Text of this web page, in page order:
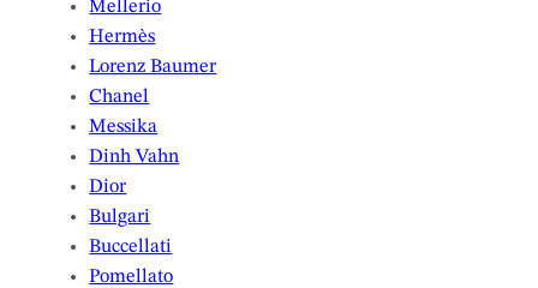
Mellerio
Hermès
Lorenz Baumer
Chanel
Messika
Dinh Vahn
Dior
Bulgari
Buccellati
Pomellato